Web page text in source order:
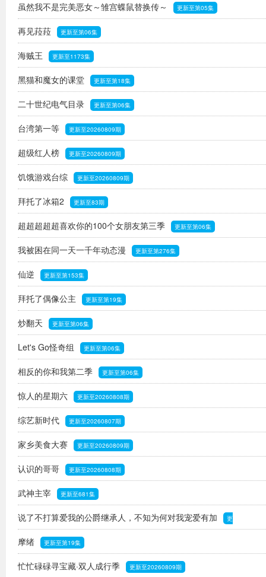
虽然我不是完美恶女～雏宫蝶鼠替换传～ 更新至第05集
再见菈菈 更新至第06集
海贼王 更新至1173集
黑猫和魔女的课堂 更新至第18集
二十世纪电气目录 更新至第06集
台湾第一等 更新至20260809期
超级红人榜 更新至20260809期
饥饿游戏台综 更新至20260809期
拜托了冰箱2 更新至83期
超超超超超喜欢你的100个女朋友第三季 更新至第06集
我被困在同一天一千年动态漫 更新至第276集
仙逆 更新至第153集
拜托了偶像公主 更新至第19集
炒翻天 更新至第06集
Let's Go怪奇组 更新至第06集
相反的你和我第二季 更新至第06集
惊人的星期六 更新至20260808期
综艺新时代 更新至20260807期
家乡美食大赛 更新至20260809期
认识的哥哥 更新至20260808期
武神主宰 更新至681集
说了不打算爱我的公爵继承人，不知为何对我宠爱有加 更
新至第06集
摩绪 更新至第19集
忙忙碌碌寻宝藏·双人成行季 更新至20260809期